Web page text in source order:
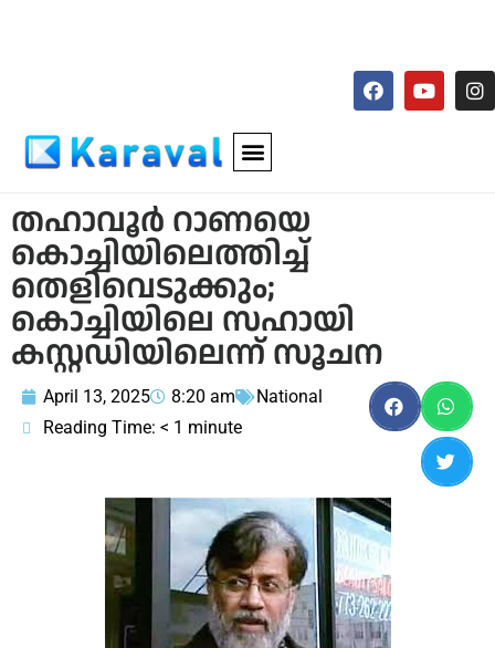
തഹാവൂർ റാണയെ
കൊച്ചിയിലെത്തിച്ച്
തെളിവെടുക്കും;
കൊച്ചിയിലെ സഹായി
കസ്റ്റഡിയിലെന്ന് സൂചന
April 13, 2025 8:20 am
National
Reading Time: < 1 minute